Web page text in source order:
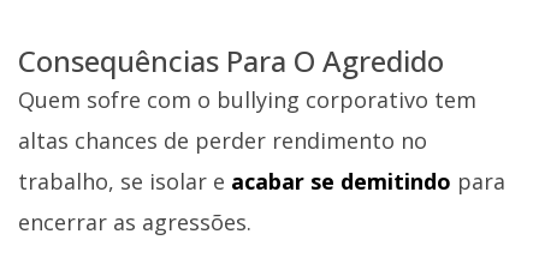
Consequências Para O Agredido
Quem sofre com o bullying corporativo tem
altas chances de perder rendimento no
trabalho, se isolar e acabar se demitindo para
encerrar as agressões.